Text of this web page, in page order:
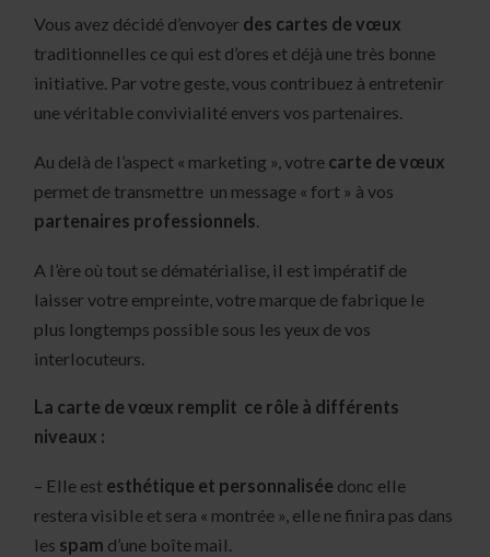
Vous avez décidé d’envoyer des cartes de vœux
traditionnelles ce qui est d’ores et déjà une très bonne
initiative. Par votre geste, vous contribuez à entretenir
une véritable convivialité envers vos partenaires.
Au delà de l’aspect « marketing », votre carte de vœux
permet de transmettre un message « fort » à vos
partenaires professionnels.
A l’ère où tout se dématérialise, il est impératif de
laisser votre empreinte, votre marque de fabrique le
plus longtemps possible sous les yeux de vos
interlocuteurs.
La carte de vœux remplit ce rôle à différents
niveaux :
– Elle est esthétique et personnalisée donc elle
restera visible et sera « montrée », elle ne finira pas dans
les spam d’une boîte mail.